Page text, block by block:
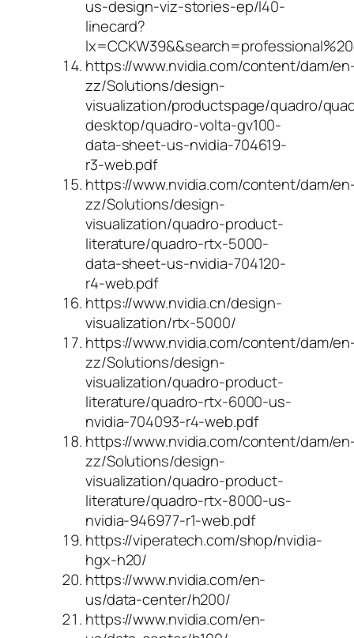
us-design-viz-stories-ep/l40-
linecard?
https://www.nvidia.com/content/dam/
zz/Solutions/design-
visualization/productspage/quadro/
desktop/quadro-volta-gv100-
data-sheet-us-nvidia-704619-
r3-web.pdf
https://www.nvidia.com/content/dam/
zz/Solutions/design-
visualization/quadro-product-
literature/quadro-rtx-5000-
data-sheet-us-nvidia-704120-
r4-web.pdf
https://www.nvidia.cn/design-
visualization/rtx-5000/
https://www.nvidia.com/content/dam/
zz/Solutions/design-
visualization/quadro-product-
literature/quadro-rtx-6000-us-
nvidia-704093-r4-web.pdf
https://www.nvidia.com/content/dam/
zz/Solutions/design-
visualization/quadro-product-
literature/quadro-rtx-8000-us-
nvidia-946977-r1-web.pdf
https://viperatech.com/shop/nvidia-
hgx-h20/
https://www.nvidia.com/en-
us/data-center/h200/
https://www.nvidia.com/en-